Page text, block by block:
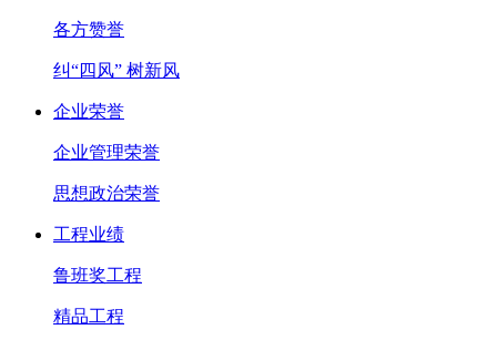
各方赞誉
纠“四风” 树新风
企业荣誉
企业管理荣誉
思想政治荣誉
工程业绩
鲁班奖工程
精品工程